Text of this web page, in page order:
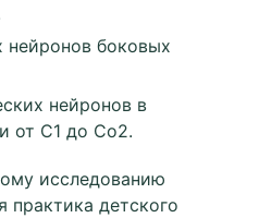
нейронов боковых
нейронов в
от С1 до Со2.
исследованию
практика детского